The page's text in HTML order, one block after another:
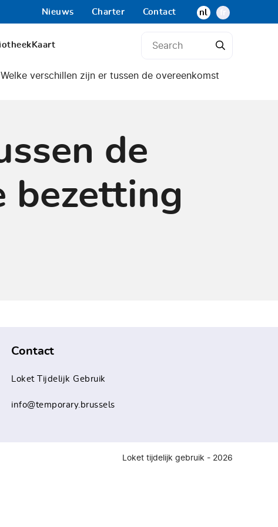
Nieuws Charter Contact nl
Kaart
Welke verschillen zijn er tussen de overeenkomst
de
bezetting
Contact
Loket Tijdelijk Gebruik
info@temporary.brussels
Loket tijdelijk gebruik - 2026